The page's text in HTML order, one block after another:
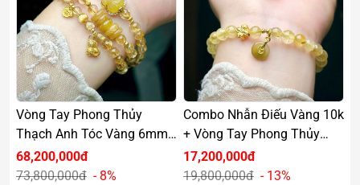
Vòng Tay Phong Thủy
Thạch Anh Tóc Vàng 6mm
Mix Đồng Trục Charm Vàng
18k
68,200,000đ
73,800,000đ - 8%
Combo Nhẫn Điếu Vàng 10k
+ Vòng Tay Phong Thủy
Thạch Anh Tóc Vàng 6mm
Charm Vàng
17,200,000đ
19,800,000đ - 13%